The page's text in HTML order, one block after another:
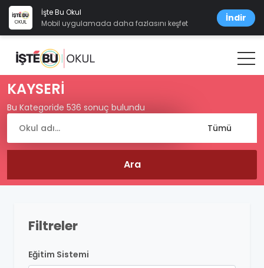
İşte Bu Okul
Mobil uygulamada daha fazlasını keşfet
İndir
KAYSERİ
Bu Kategoride 536 sonuç bulundu
Filtreler
Eğitim Sistemi